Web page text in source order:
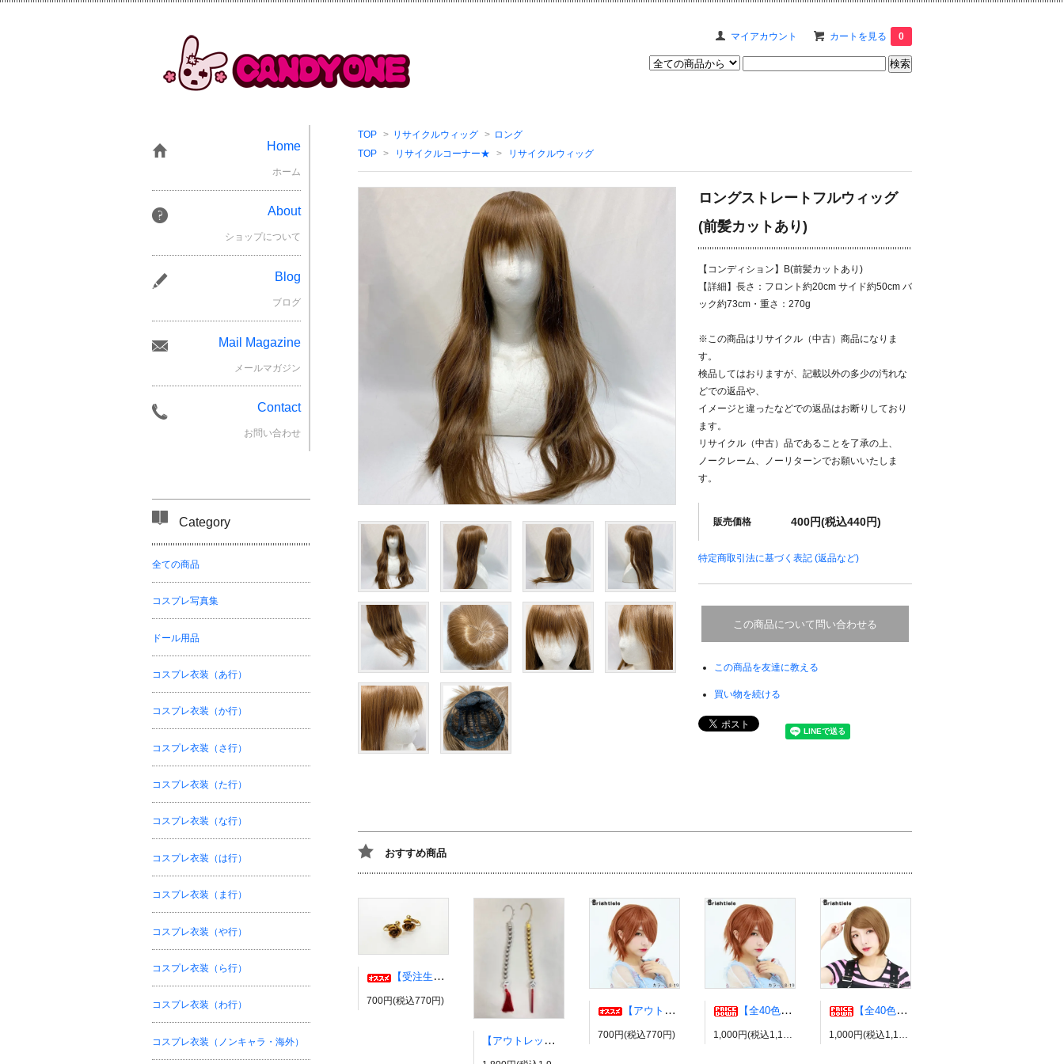
マイアカウント カートを見る 0
TOP > リサイクルウィッグ > ロング
TOP > リサイクルコーナー★ > リサイクルウィッグ
ロングストレートフルウィッグ
(前髪カットあり)
【コンディション】B(前髪カットあり)
【詳細】長さ：フロント約20cm サイド約50cm バ
ック約73cm・重さ：270g
※この商品はリサイクル（中古）商品になりま
す。
検品してはおりますが、記載以外の多少の汚れな
どでの返品や、
イメージと違ったなどでの返品はお断りしており
ます。
リサイクル（中古）品であることを了承の上、
ノークレーム、ノーリターンでお願いいたしま
す。
販売価格 400円(税込440円)
特定商取引法に基づく表記 (返品など)
この商品について問い合わせる
この商品を友達に教える
買い物を続ける
おすすめ商品
【受注生産】伊弉冉一二三イヤリング・ピアス ヒプノシスマイク風 ひふみ ヒプマイ
700円(税込770円)
【アウトレット】有栖川帝統イヤーカフ ヒプノシスマイク風 ダイス だいす ヒプマイ
【アウトレット】コスプレウィッグ ブライトララ【展示品】
700円(税込770円)
【全40色】エアリーウルフ コスプレウィッグ ブライトララ
1,000円(税込1,100円)
【全40色】エッグショート コスプレウィッグ ブライトララ
1,000円(税込1,100円)
Home
ホーム
About
ショップについて
Blog
ブログ
Mail Magazine
メールマガジン
Contact
お問い合わせ
Category
全ての商品
コスプレ写真集
ドール用品
コスプレ衣装（あ行）
コスプレ衣装（か行）
コスプレ衣装（さ行）
コスプレ衣装（た行）
コスプレ衣装（な行）
コスプレ衣装（は行）
コスプレ衣装（ま行）
コスプレ衣装（や行）
コスプレ衣装（ら行）
コスプレ衣装（わ行）
コスプレ衣装（ノンキャラ・海外）